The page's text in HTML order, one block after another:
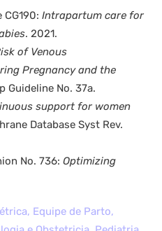
CG190:Intrapartum care for
. 2021.
of Venous
Pregnancy and the
Guideline No. 37a.
support for women
Database Syst Rev.
No. 736:Optimizing
, Equipe de Parto,